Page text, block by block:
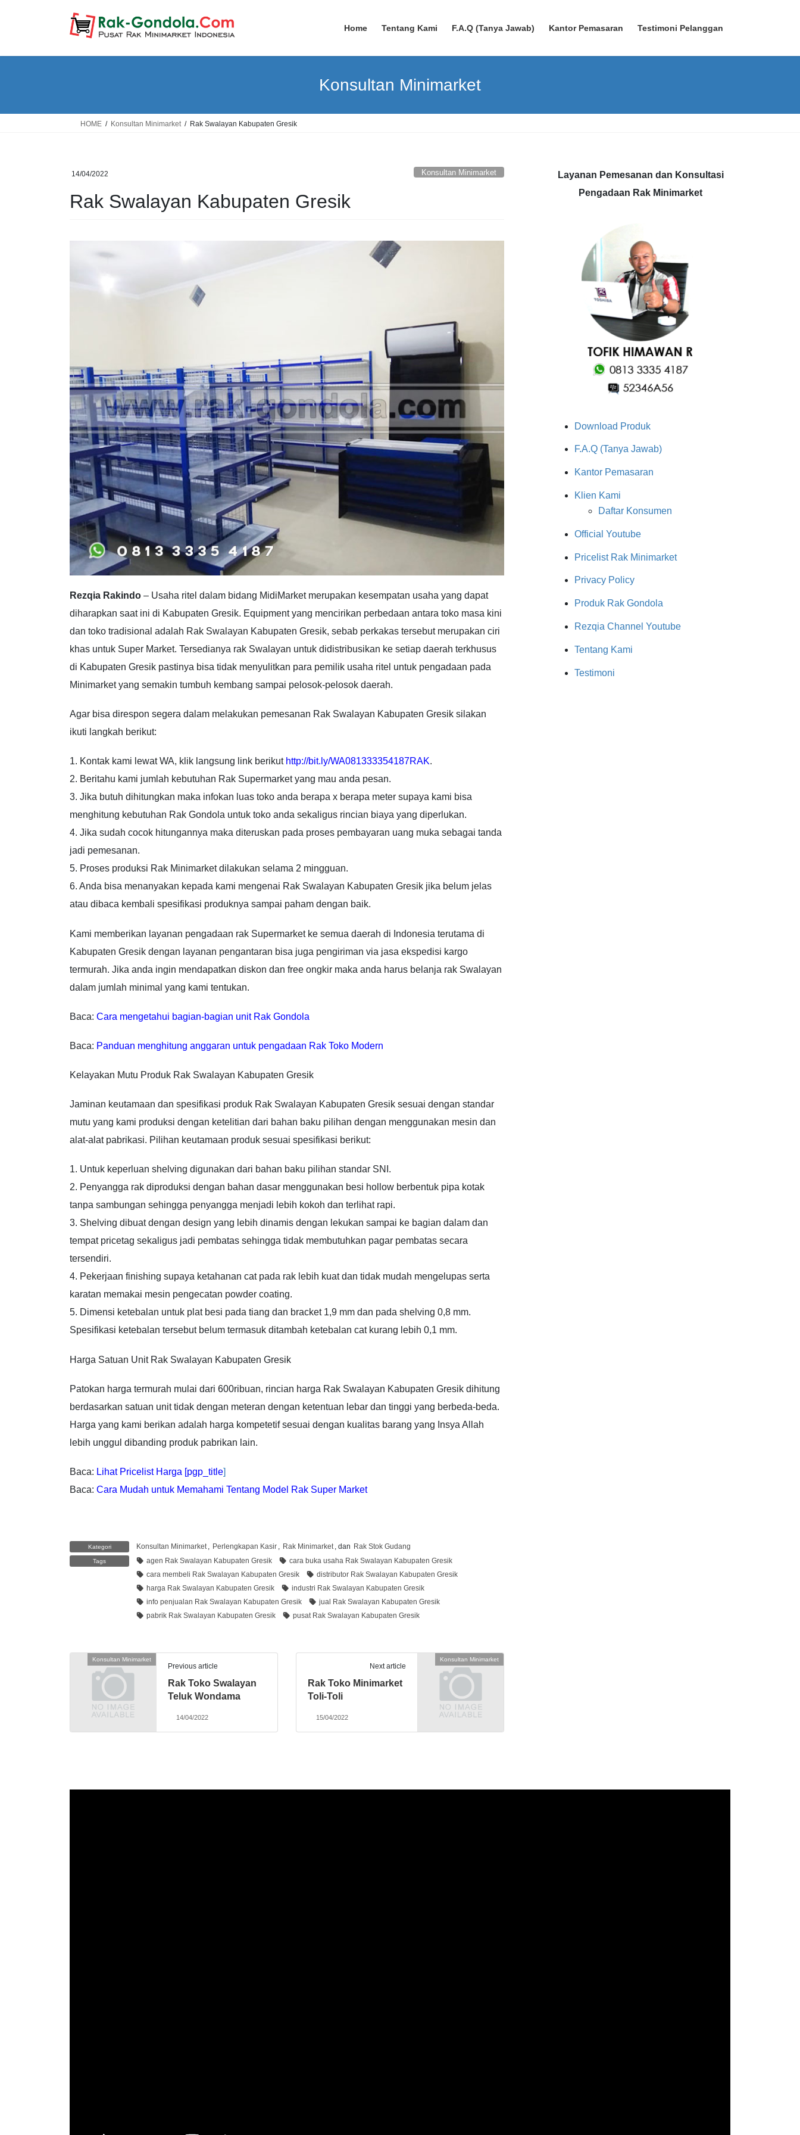
Home Tentang Kami F.A.Q (Tanya Jawab) Kantor Pemasaran Testimoni Pelanggan
Konsultan Minimarket
HOME Konsultan Minimarket Rak Swalayan Kabupaten Gresik
14/04/2022 Konsultan Minimarket
Rak Swalayan Kabupaten Gresik
Rezqia Rakindo – Usaha ritel dalam bidang MidiMarket merupakan kesempatan usaha yang dapat
diharapkan saat ini di Kabupaten Gresik. Equipment yang mencirikan perbedaan antara toko masa kini
dan toko tradisional adalah Rak Swalayan Kabupaten Gresik, sebab perkakas tersebut merupakan ciri
khas untuk Super Market. Tersedianya rak Swalayan untuk didistribusikan ke setiap daerah terkhusus
di Kabupaten Gresik pastinya bisa tidak menyulitkan para pemilik usaha ritel untuk pengadaan pada
Minimarket yang semakin tumbuh kembang sampai pelosok-pelosok daerah.
Agar bisa direspon segera dalam melakukan pemesanan Rak Swalayan Kabupaten Gresik silakan
ikuti langkah berikut:
1. Kontak kami lewat WA, klik langsung link berikut http://bit.ly/WA081333354187RAK.
2. Beritahu kami jumlah kebutuhan Rak Supermarket yang mau anda pesan.
3. Jika butuh dihitungkan maka infokan luas toko anda berapa x berapa meter supaya kami bisa
menghitung kebutuhan Rak Gondola untuk toko anda sekaligus rincian biaya yang diperlukan.
4. Jika sudah cocok hitungannya maka diteruskan pada proses pembayaran uang muka sebagai tanda
jadi pemesanan.
5. Proses produksi Rak Minimarket dilakukan selama 2 mingguan.
6. Anda bisa menanyakan kepada kami mengenai Rak Swalayan Kabupaten Gresik jika belum jelas
atau dibaca kembali spesifikasi produknya sampai paham dengan baik.
Kami memberikan layanan pengadaan rak Supermarket ke semua daerah di Indonesia terutama di
Kabupaten Gresik dengan layanan pengantaran bisa juga pengiriman via jasa ekspedisi kargo
termurah. Jika anda ingin mendapatkan diskon dan free ongkir maka anda harus belanja rak Swalayan
dalam jumlah minimal yang kami tentukan.
Baca: Cara mengetahui bagian-bagian unit Rak Gondola
Baca: Panduan menghitung anggaran untuk pengadaan Rak Toko Modern
Kelayakan Mutu Produk Rak Swalayan Kabupaten Gresik
Jaminan keutamaan dan spesifikasi produk Rak Swalayan Kabupaten Gresik sesuai dengan standar
mutu yang kami produksi dengan ketelitian dari bahan baku pilihan dengan menggunakan mesin dan
alat-alat pabrikasi. Pilihan keutamaan produk sesuai spesifikasi berikut:
1. Untuk keperluan shelving digunakan dari bahan baku pilihan standar SNI.
2. Penyangga rak diproduksi dengan bahan dasar menggunakan besi hollow berbentuk pipa kotak
tanpa sambungan sehingga penyangga menjadi lebih kokoh dan terlihat rapi.
3. Shelving dibuat dengan design yang lebih dinamis dengan lekukan sampai ke bagian dalam dan
tempat pricetag sekaligus jadi pembatas sehingga tidak membutuhkan pagar pembatas secara
tersendiri.
4. Pekerjaan finishing supaya ketahanan cat pada rak lebih kuat dan tidak mudah mengelupas serta
karatan memakai mesin pengecatan powder coating.
5. Dimensi ketebalan untuk plat besi pada tiang dan bracket 1,9 mm dan pada shelving 0,8 mm.
Spesifikasi ketebalan tersebut belum termasuk ditambah ketebalan cat kurang lebih 0,1 mm.
Harga Satuan Unit Rak Swalayan Kabupaten Gresik
Patokan harga termurah mulai dari 600ribuan, rincian harga Rak Swalayan Kabupaten Gresik dihitung
berdasarkan satuan unit tidak dengan meteran dengan ketentuan lebar dan tinggi yang berbeda-beda.
Harga yang kami berikan adalah harga kompetetif sesuai dengan kualitas barang yang Insya Allah
lebih unggul dibanding produk pabrikan lain.
Baca: Lihat Pricelist Harga [pgp_title]
Baca: Cara Mudah untuk Memahami Tentang Model Rak Super Market
Kategori Konsultan Minimarket , Perlengkapan Kasir , Rak Minimarket , dan Rak Stok Gudang
Tags agen Rak Swalayan Kabupaten Gresik
cara buka usaha Rak Swalayan Kabupaten Gresik
cara membeli Rak Swalayan Kabupaten Gresik
distributor Rak Swalayan Kabupaten Gresik
harga Rak Swalayan Kabupaten Gresik
industri Rak Swalayan Kabupaten Gresik
info penjualan Rak Swalayan Kabupaten Gresik
jual Rak Swalayan Kabupaten Gresik
pabrik Rak Swalayan Kabupaten Gresik
pusat Rak Swalayan Kabupaten Gresik
Konsultan Minimarket
Previous article
Rak Toko Swalayan
Teluk Wondama
14/04/2022
Konsultan Minimarket
Next article
Rak Toko Minimarket
Toli-Toli
15/04/2022
Layanan Pemesanan dan Konsultasi
Pengadaan Rak Minimarket
Download Produk
F.A.Q (Tanya Jawab)
Kantor Pemasaran
Klien Kami
Daftar Konsumen
Official Youtube
Pricelist Rak Minimarket
Privacy Policy
Produk Rak Gondola
Rezqia Channel Youtube
Tentang Kami
Testimoni